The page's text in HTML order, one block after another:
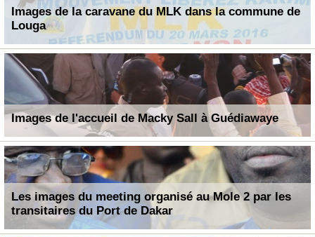
Images de la caravane du MLK dans la commune de
Louga
Images de l'accueil de Macky Sall à Guédiawaye
Les images du meeting organisé au Mole 2 par les
transitaires du Port de Dakar